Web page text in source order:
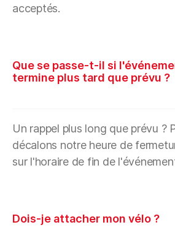
acceptés.
Que se passe-t-il si
termine plus tard que prévu ?
Un rappel plus long que prévu ?
décalons notre heure de
sur l'horaire de fin de
Dois-je attacher mon vélo ?